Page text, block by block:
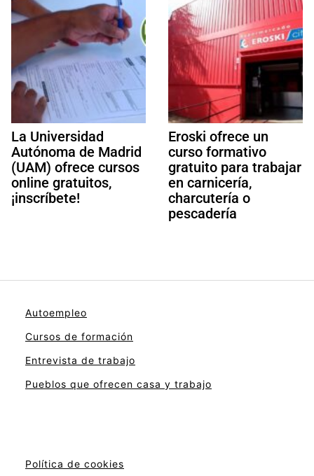
La Universidad
Autónoma de Madrid
(UAM) ofrece cursos
online gratuitos,
¡inscríbete!
Eroski ofrece un
curso formativo
gratuito para trabajar
en carnicería,
charcutería o
pescadería
Autoempleo
Cursos de formación
Entrevista de trabajo
Pueblos que ofrecen casa y trabajo
Política de cookies